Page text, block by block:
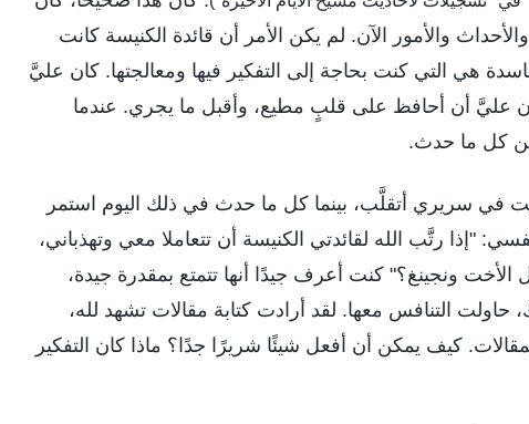
والأمور الآن. لم يكن الأمر أن قائدة الكنيسة كانت
هي التي كنت بحاجة إلى التفكير فيها ومعالجتها. كان عليَّ
عليَّ أن أحافظ على قلبٍ مطيع، وأقبل ما يجري. عندما
كل ما حدث.
في سريري أتقلَّب، بينما كل ما حدث في ذلك اليوم استمر
رتَّب الله لقائدتي الكنيسة أن تتعاملا معي وتهذباني،
ونجينغ؟" كنت أعرف جيدًا أنها تتمتع بمقدرة جيدة،
حاولت التنافس معها. لقد أرادت كتابة مقالات تشهد لله،
كيف يمكن أن أفعل شيئًا شريرًا جدًا؟ ماذا كان التفكير